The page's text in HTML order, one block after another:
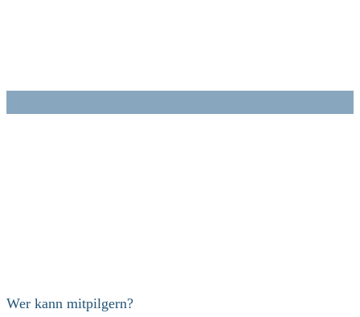
Wer kann mitpilgern?